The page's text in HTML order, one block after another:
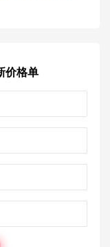
价格单